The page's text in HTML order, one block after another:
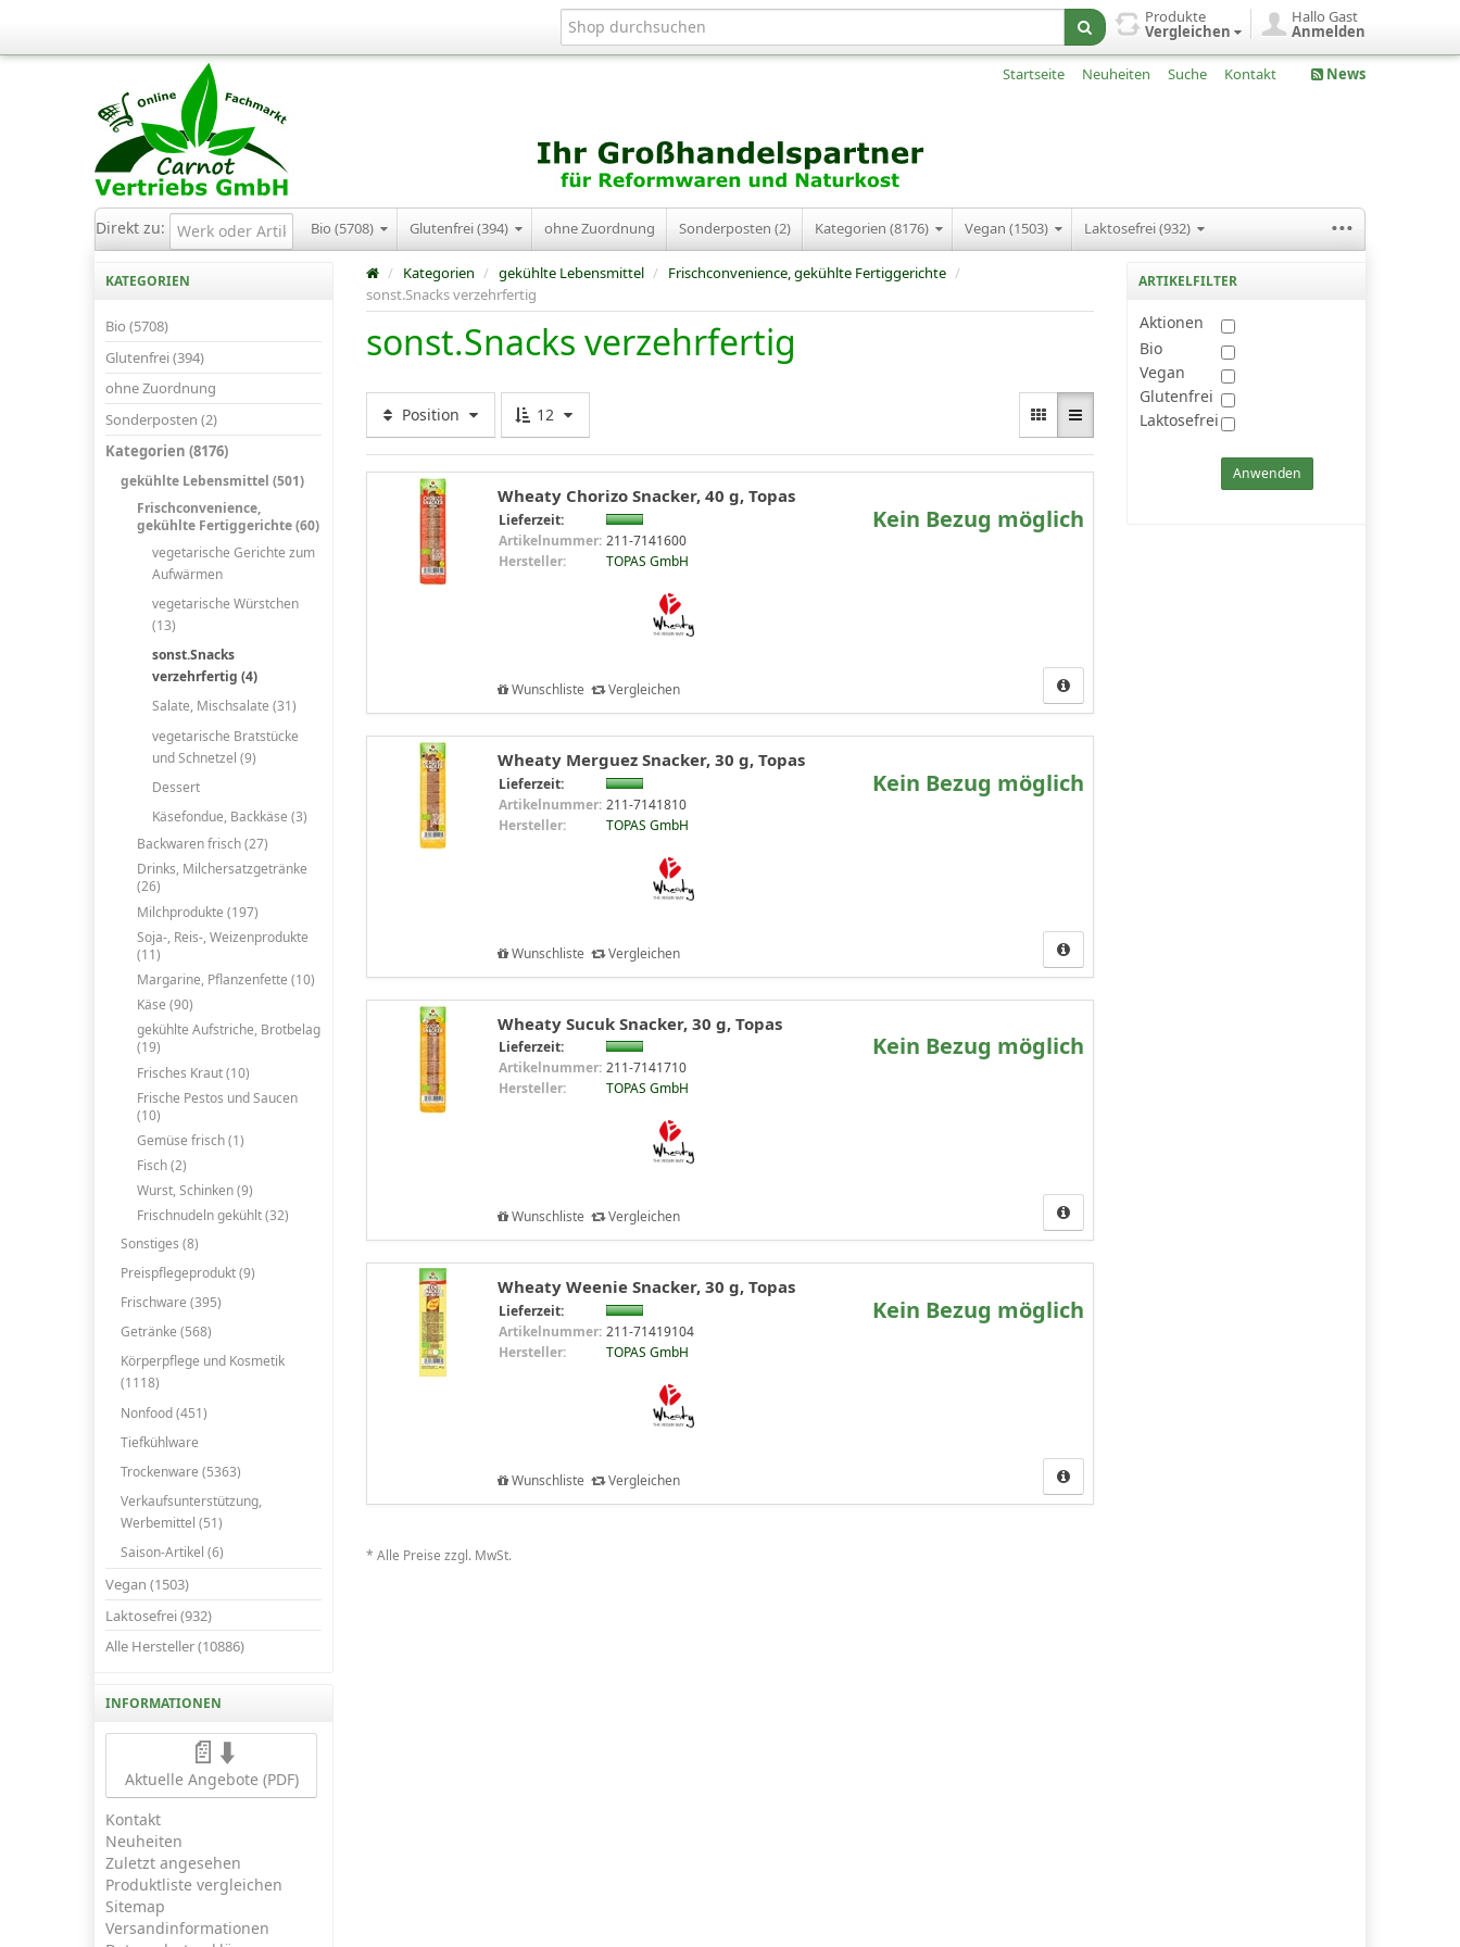
Hallo Gast
Anmelden
Produkte
Vergleichen
Startseite Neuheiten Suche Kontakt News
Direkt zu: Bio (5708) Glutenfrei (394) ohne Zuordnung Sonderposten (2) Kategorien (8176) Vegan (1503) Laktosefrei (932) ...
KATEGORIEN
Bio (5708)
Glutenfrei (394)
ohne Zuordnung
Sonderposten (2)
Kategorien (8176)
gekühlte Lebensmittel (501)
Frischconvenience,
gekühlte Fertiggerichte (60)
vegetarische Gerichte zum
Aufwärmen
vegetarische Würstchen
(13)
sonst.Snacks
verzehrfertig (4)
Salate, Mischsalate (31)
vegetarische Bratstücke
und Schnetzel (9)
Dessert
Käsefondue, Backkäse (3)
Backwaren frisch (27)
Drinks, Milchersatzgetränke
(26)
Milchprodukte (197)
Soja-, Reis-, Weizenprodukte
(11)
Margarine, Pflanzenfette (10)
Käse (90)
gekühlte Aufstriche, Brotbelag
(19)
Frisches Kraut (10)
Frische Pestos und Saucen
(10)
Gemüse frisch (1)
Fisch (2)
Wurst, Schinken (9)
Frischnudeln gekühlt (32)
Sonstiges (8)
Preispflegeprodukt (9)
Frischware (395)
Getränke (568)
Körperpflege und Kosmetik
(1118)
Nonfood (451)
Tiefkühlware
Trockenware (5363)
Verkaufsunterstützung,
Werbemittel (51)
Saison-Artikel (6)
Vegan (1503)
Laktosefrei (932)
Alle Hersteller (10886)
INFORMATIONEN
📄⬇️
Aktuelle Angebote (PDF)
Kontakt
Neuheiten
Zuletzt angesehen
Produktliste vergleichen
Sitemap
Versandinformationen
/ Kategorien / gekühlte Lebensmittel / Frischconvenience, gekühlte Fertiggerichte /
sonst.Snacks verzehrfertig
sonst.Snacks verzehrfertig
Position 12
Wheaty Chorizo Snacker, 40 g, Topas
Lieferzeit:
Artikelnummer: 211-7141600
Hersteller:
TOPAS GmbH
Kein Bezug möglich
Wunschliste Vergleichen
Wheaty Merguez Snacker, 30 g, Topas
Lieferzeit:
Artikelnummer: 211-7141810
Hersteller:
TOPAS GmbH
Kein Bezug möglich
Wunschliste Vergleichen
Wheaty Sucuk Snacker, 30 g, Topas
Lieferzeit:
Artikelnummer: 211-7141710
Hersteller:
TOPAS GmbH
Kein Bezug möglich
Wunschliste Vergleichen
Wheaty Weenie Snacker, 30 g, Topas
Lieferzeit:
Artikelnummer: 211-71419104
Hersteller:
TOPAS GmbH
Kein Bezug möglich
Wunschliste Vergleichen
* Alle Preise zzgl. MwSt.
ARTIKELFILTER
Aktionen
Bio
Vegan
Glutenfrei
Laktosefrei